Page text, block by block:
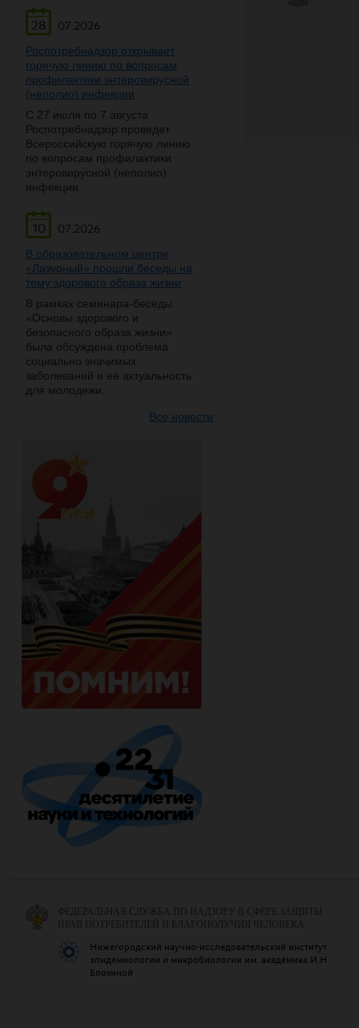
28
07.2026
Роспотребнадзор открывает
горячую линию по вопросам
профилактики энтеровирусной
(неполио) инфекции
С 27 июля по 7 августа
Роспотребнадзор проведет
Всероссийскую горячую линию
по вопросам профилактики
энтеровирусной (неполио)
инфекции.
10
07.2026
В образовательном центре
«Лазурный» прошли беседы на
тему здорового образа жизни
В рамках семинара-беседы
«Основы здорового и
безопасного образа жизни»
была обсуждена проблема
социально значимых
заболеваний и её актуальность
для молодежи.
Все новости
ФЕДЕРАЛЬНАЯ СЛУЖБА ПО НАДЗОРУ В СФЕРЕ ЗАЩИТЫ
ПРАВ ПОТРЕБИТЕЛЕЙ И БЛАГОПОЛУЧИЯ ЧЕЛОВЕКА
Нижегородский научно-исследовательский институт
эпидемиологии и микробиологии им. академика И.Н.
Блохиной